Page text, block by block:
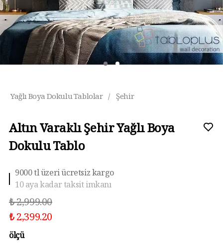
Yağlı Boya Dokulu Tablolar / Şehir
Altın Varaklı Şehir Yağlı Boya
Dokulu Tablo
9000 tl üzeri ücretsiz kargo
10 aya kadar taksit imkanı
₺ 2,999.00
₺ 2,399.20
ölçü